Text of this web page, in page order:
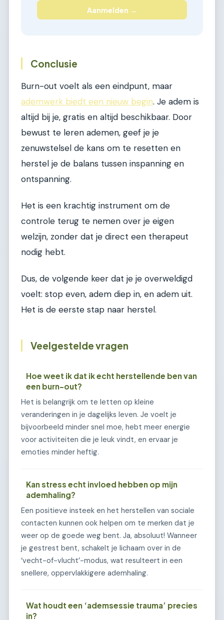
Aanmelden →
Conclusie
Burn-out voelt als een eindpunt, maar
ademwerk biedt een nieuw begin. Je adem is
altijd bij je, gratis en altijd beschikbaar. Door
bewust te leren ademen, geef je je
zenuwstelsel de kans om te resetten en
herstel je de balans tussen inspanning en
ontspanning.
Het is een krachtig instrument om de
controle terug te nemen over je eigen
welzijn, zonder dat je direct een therapeut
nodig hebt.
Dus, de volgende keer dat je je overweldigd
voelt: stop even, adem diep in, en adem uit.
Het is de eerste stap naar herstel.
Veelgestelde vragen
Hoe weet ik dat ik echt herstellende ben van
een burn-out?
Het is belangrijk om te letten op kleine
veranderingen in je dagelijks leven. Je voelt je
bijvoorbeeld minder snel moe, hebt meer energie
voor activiteiten die je leuk vindt, en ervaar je
emoties minder heftig.
Kan stress echt invloed hebben op mijn
ademhaling?
Een positieve insteek en het herstellen van sociale
contacten kunnen ook helpen om te merken dat je
weer op de goede weg bent. Ja, absoluut! Wanneer
je gestrest bent, schakelt je lichaam over in de
‘vecht-of-vlucht’-modus, wat resulteert in een
snellere, oppervlakkigere ademhaling.
Wat houdt een ‘ademsessie trauma’ precies
in?